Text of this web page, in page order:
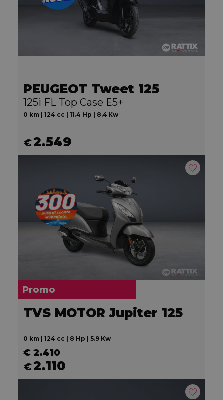
PEUGEOT Tweet 125
125i FL Top Case E5+
0 km | 124 cc | 11.4 Hp | 8.4 Kw
€2.549
Promo
TVS MOTOR Jupiter 125
0 km | 124 cc | 8 Hp | 5.9 Kw
€ 2.410
€2.110